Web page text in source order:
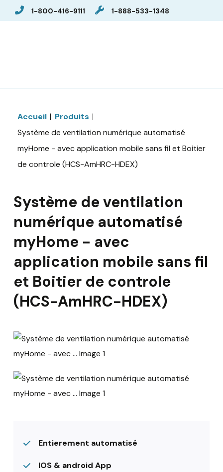
1-800-416-9111 1-888-533-1348
Accueil
Produits
Système de ventilation numérique automatisé
myHome - avec application mobile sans fil et Boitier
de controle (HCS-AmHRC-HDEX)
Système de ventilation
numérique automatisé
myHome - avec
application mobile sans fil
et Boitier de controle
(HCS-AmHRC-HDEX)
Entierement automatisé
IOS & android App